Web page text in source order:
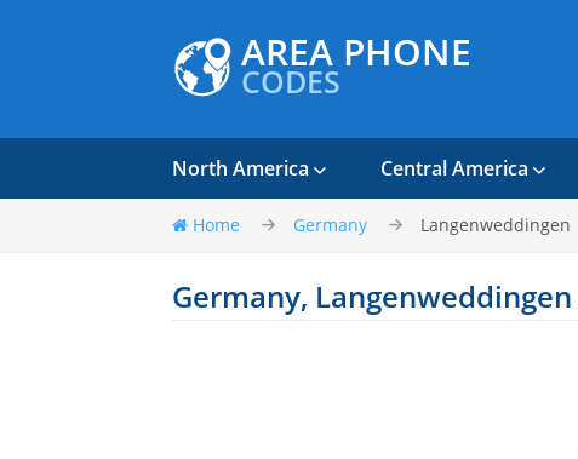
AREA PHONE
CODES
North America Central America
Home Germany Langenweddingen
Germany, Langenweddingen